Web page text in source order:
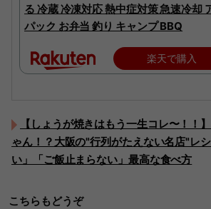
る 冷蔵 冷凍対応 熱中症対策 急速冷却
パック お弁当 釣り キャンプ BBQ
楽天で購入
【しょうが焼きはもう一生コレ〜！！
ゃん！？大阪の"行列がたえない名店"レ
い」「ご飯止まらない」最高な食べ方
こちらもどうぞ